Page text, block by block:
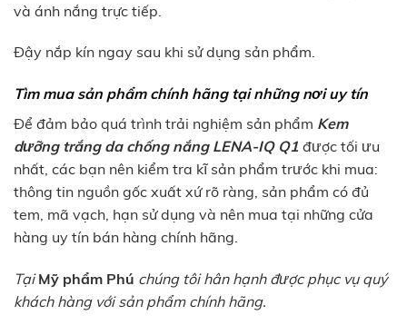
và ánh nắng trực tiếp.
Đậy nắp kín ngay sau khi sử dụng sản phẩm.
Tìm mua sản phẩm chính hãng tại những nơi uy tín
Để đảm bảo quá trình trải nghiệm sản phẩm Kem
dưỡng trắng da chống nắng LENA-IQ Q1 được tối ưu
nhất, các bạn nên kiểm tra kĩ sản phẩm trước khi mua:
thông tin nguồn gốc xuất xứ rõ ràng, sản phẩm có đủ
tem, mã vạch, hạn sử dụng và nên mua tại những cửa
hàng uy tín bán hàng chính hãng.
TạiMỹ phẩm Phú chúng tôi hân hạnh được phục vụ quý
khách hàng với sản phẩm chính hãng.